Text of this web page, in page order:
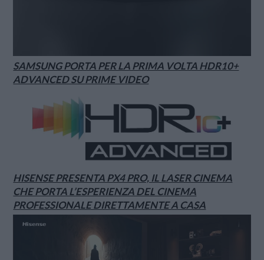
SAMSUNG PORTA PER LA PRIMA VOLTA HDR10+
ADVANCED SU PRIME VIDEO
HISENSE PRESENTA PX4 PRO, IL LASER CINEMA
CHE PORTA L’ESPERIENZA DEL CINEMA
PROFESSIONALE DIRETTAMENTE A CASA